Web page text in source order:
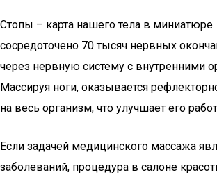
Стопы – карта нашего тела в
сосредоточено 70 тысяч нервных
через нервную систему с внутренними
Массируя ноги, оказывается
на весь организм, что улучшает его
Если задачей медицинского массажа
заболеваний, процедура в салоне